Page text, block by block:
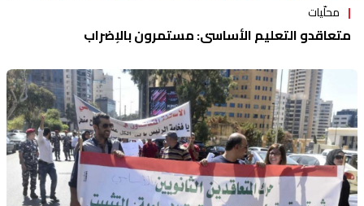
محلّيات
متعاقدو التعليم الأساسي: مستمرون بالإضراب